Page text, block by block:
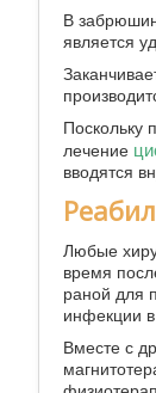
В
является
Поскольку
лечение
вводятся
Любые
время
раной для
инфекции
Вместе с